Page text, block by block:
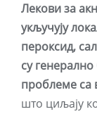
Лекови за
укључују
пероксид,
су
проблеме са
што циљају